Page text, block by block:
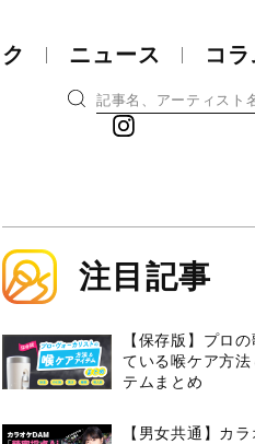
ニュース コラ
注目記事
【保存版】プロ
ている喉ケア⽅法
テムまとめ
【男女共通】カ